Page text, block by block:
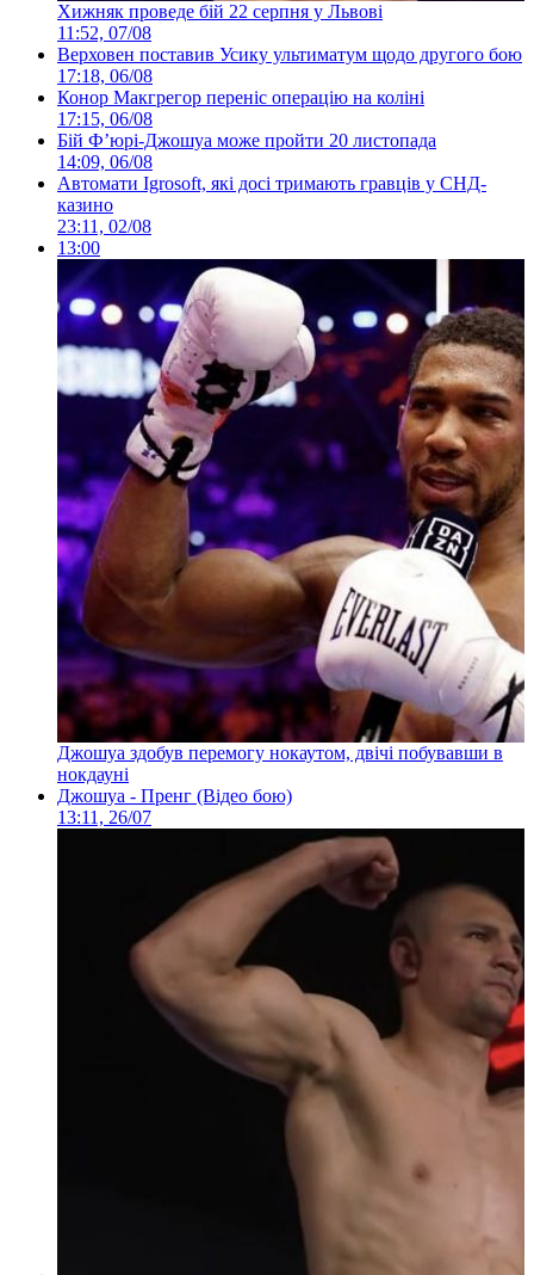
Хижняк проведе бій 22 серпня у Львові
11:52, 07/08
Верховен поставив Усику ультиматум щодо другого бою
17:18, 06/08
Конор Макгрегор переніс операцію на коліні
17:15, 06/08
Бій Ф’юрі-Джошуа може пройти 20 листопада
14:09, 06/08
Автомати Igrosoft, які досі тримають гравців у СНД-
казино
23:11, 02/08
13:00
Джошуа здобув перемогу нокаутом, двічі побувавши в
нокдауні
Джошуа - Пренг (Відео бою)
13:11, 26/07